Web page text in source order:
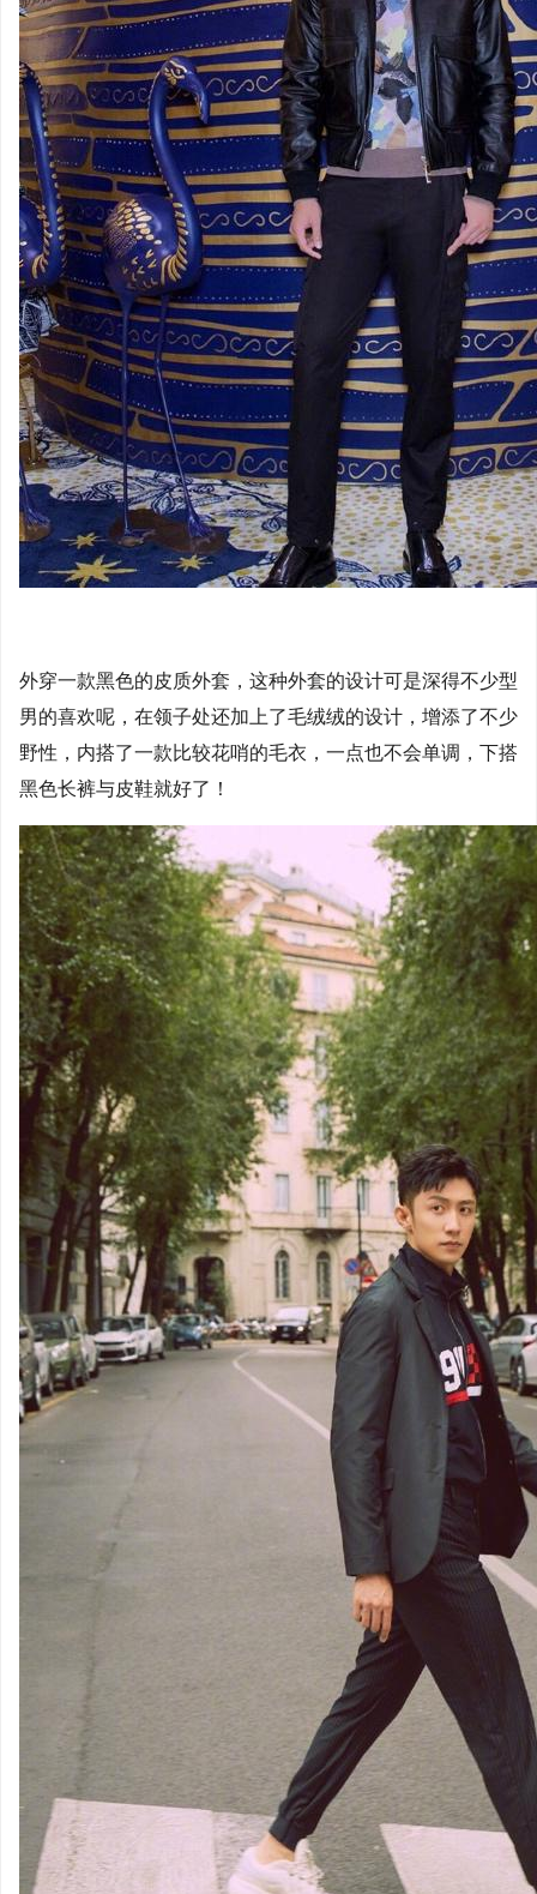
外穿一款黑色的皮质外套，这种外套的设计可是深得不少型
男的喜欢呢，在领子处还加上了毛绒绒的设计，增添了不少
野性，内搭了一款比较花哨的毛衣，一点也不会单调，下搭
黑色长裤与皮鞋就好了！